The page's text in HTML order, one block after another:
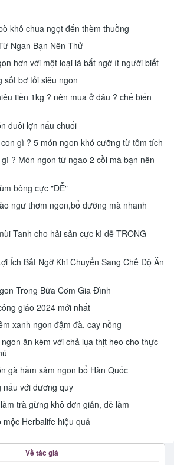
khô chua ngọt đến thèm thuồng
Ngan Bạn Nên Thử
hơn với một loại lá bất ngờ ít người biết
sốt bơ tỏi siêu ngon
tiền 1kg ? nên mua ở đâu ? chế biến
đuôi lợn nấu chuối
gì ? 5 món ngon khó cưỡng từ tôm tích
? Món ngon từ ngao 2 cồi mà bạn nên
bông cực "DỄ"
ngư thơm ngon,bổ dưỡng mà nhanh
Tanh cho hải sản cực kì dễ TRONG
Ích Bất Ngờ Khi Chuyển Sang Chế Độ Ăn
Trong Bữa Cơm Gia Đình
giáo 2024 mới nhất
xanh ngon đậm đà, cay nồng
ăn kèm với chả lụa thịt heo cho thực
gà hầm sâm ngon bổ Hàn Quốc
nấu với đương quy
trà gừng khô đơn giản, dễ làm
Herbalife hiệu quả
Về tác giả